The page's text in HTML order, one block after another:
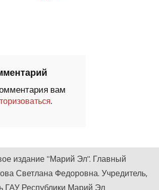
вам
.
издание "Марий Эл". Главный
Светлана Федоровна. Учредитель,
ГАУ Республики Марий Эл